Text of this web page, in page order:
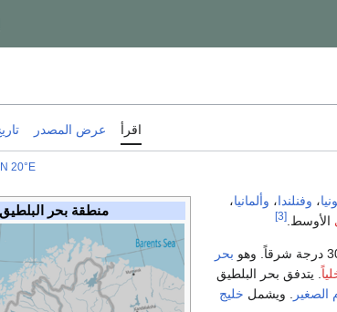
اقرأ عرض المصدر
20°E
منطقة بحر البلطيق
، وفنلندا، وألمانيا،
الأوسط. [3]
بحر
. يتدفق بحر البلطيق
الصغير . ويشمل خليج